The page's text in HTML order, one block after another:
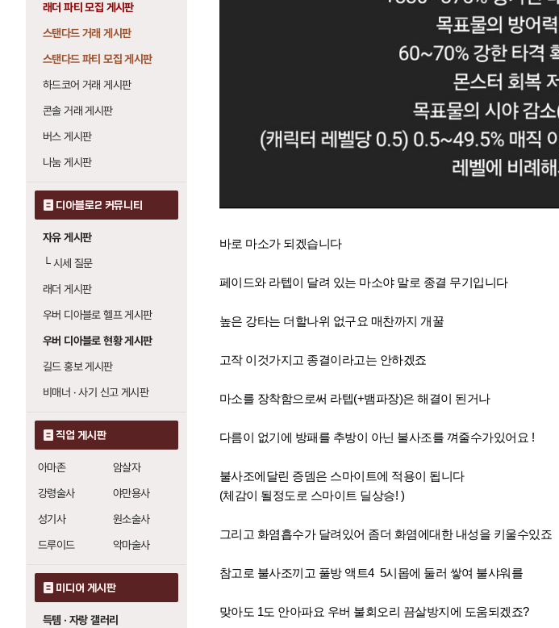
래더 파티 모집 게시판
스탠다드 거래 게시판
스탠다드 파티 모집 게시판
하드코어 거래 게시판
콘솔 거래 게시판
버스 게시판
나눔 게시판
디아블로2 커뮤니티
자유 게시판
└시세 질문
래더 게시판
우버 디아블로 헬프 게시판
우버 디아블로 현황 게시판
길드 홍보 게시판
비매너 · 사기 신고 게시판
직업 게시판
아마존
암살자
강령술사
야만용사
성기사
원소술사
드루이드
악마술사
미디어 게시판
득템 · 자랑 갤러리
바로 마소가 되겠습니다
페이드와 라텝이 달려 있는 마소야 말로 종결 무기입니다
높은 강타는 더할나위 없구요 매찬까지 개꿀
고작 이것가지고 종결이라고는 안하겠죠
마소를 장착함으로써 라텝(+뱀파장)은 해결이 된거나
다름이 없기에 방패를 추방이 아닌 불사조를 껴줄수가있어요 !
불사조에달린 증뎀은 스마이트에 적용이 됩니다
(체감이 될정도로 스마이트 딜상승! )
그리고 화염흡수가 달려있어 좀더 화염에대한 내성을 키울수있죠
참고로 불사조끼고 풀방 액트4 5시몹에 둘러 쌓여 불샤워를
맞아도 1도 안아파요 우버 불회오리 끔살방지에 도움되겠죠?